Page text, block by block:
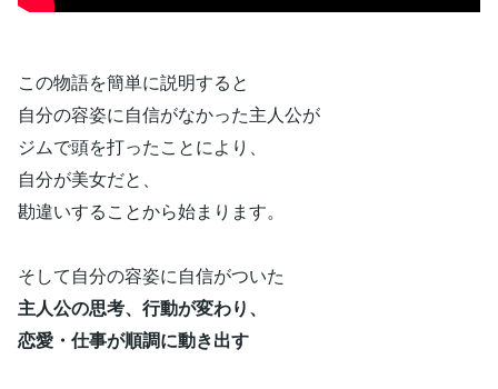
この物語を簡単に説明すると
自分の容姿に自信がなかった主人公が
ジムで頭を打ったことにより、
自分が美女だと、
勘違いすることから始まります。
そして自分の容姿に自信がついた
主人公の思考、行動が変わり、
恋愛・仕事が順調に動き出す